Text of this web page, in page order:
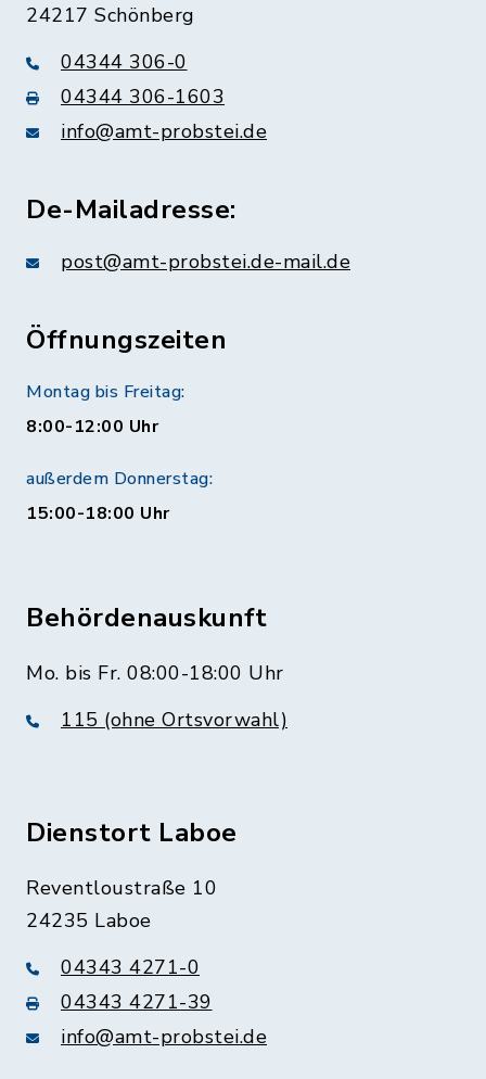
24217 Schönberg
04344 306-0
04344 306-1603
info@amt-probstei.de
De-Mailadresse:
post@amt-probstei.de-mail.de
Öffnungszeiten
Montag bis Freitag:
8:00-12:00 Uhr
außerdem Donnerstag:
15:00-18:00 Uhr
Behördenauskunft
Mo. bis Fr. 08:00-18:00 Uhr
115 (ohne Ortsvorwahl)
Dienstort Laboe
Reventloustraße 10
24235 Laboe
04343 4271-0
04343 4271-39
info@amt-probstei.de